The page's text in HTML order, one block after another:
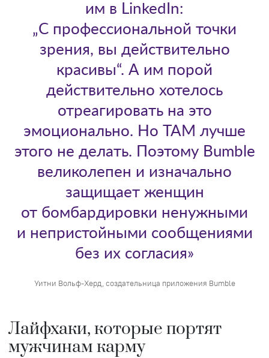
Уитни Вольф-Херд, создательница приложения Bumble
им в LinkedIn:
„С профессиональной точки
зрения, вы действительно
красивы“. А им порой
действительно хотелось
отреагировать на это
эмоционально. Но ТАМ лучше
этого не делать. Поэтому Bumble
великолепен и изначально
защищает женщин
от бомбардировки ненужными
и непристойными сообщениями
без их согласия»
Лайфхаки, которые портят
мужчинам карму